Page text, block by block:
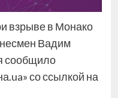
взрыве в Монако
Вадим
сообщило
со ссылкой на